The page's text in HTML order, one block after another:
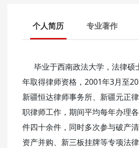
个人简历 专业著作
毕业于西南政法大学，法律硕
年取得律师资格，2001年3月至
新疆恒达律师事务所、新疆元正
职律师工作，期间平均每年办理
件四十余件，同时多次参与破产清
资产并购、新三板挂牌等专项法